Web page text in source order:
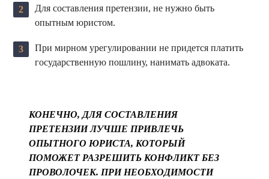
Для составления претензии, не нужно быть
опытным юристом.
При мирном урегулировании не придется платить
государственную пошлину, нанимать адвоката.
КОНЕЧНО, ДЛЯ СОСТАВЛЕНИЯ
ПРЕТЕНЗИИ ЛУЧШЕ ПРИВЛЕЧЬ
ОПЫТНОГО ЮРИСТА, КОТОРЫЙ
ПОМОЖЕТ РАЗРЕШИТЬ КОНФЛИКТ БЕЗ
ПРОВОЛОЧЕК. ПРИ НЕОБХОДИМОСТИ